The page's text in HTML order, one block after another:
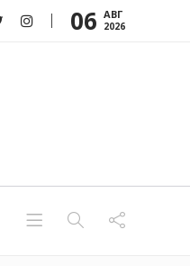
06 АВГ
2026